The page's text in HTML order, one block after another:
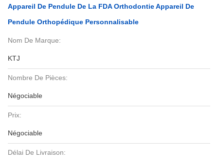
Appareil De Pendule De La FDA Orthodontie Appareil De
Pendule Orthopédique Personnalisable
Nom De Marque:
KTJ
Nombre De Pièces:
Négociable
Prix:
Négociable
Délai De Livraison: